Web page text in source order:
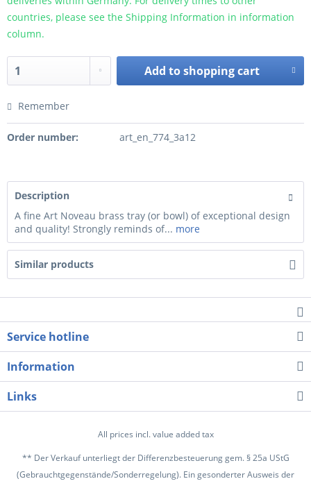
countries, please see the Shipping Information in information
column.
Add toshopping cart
Remember
Order number: art_en_774_3a12
Description
A fine Art Noveau brass tray (or bowl) of exceptional design
and quality! Strongly reminds of... more
Similar products
Service hotline
Information
Links
All prices incl. value added tax
** Der Verkauf unterliegt der Differenzbesteuerung gem. § 25a UStG
(Gebrauchtgegenstände/Sonderregelung). Ein gesonderter Ausweis der